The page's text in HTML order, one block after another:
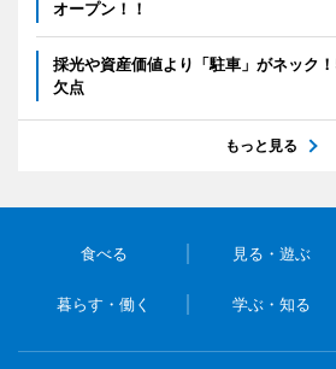
オープン！！
採光や資産価値より「駐車」がネック
欠点
もっと見る
食べる 見る・遊ぶ
暮らす・働く 学ぶ・知る